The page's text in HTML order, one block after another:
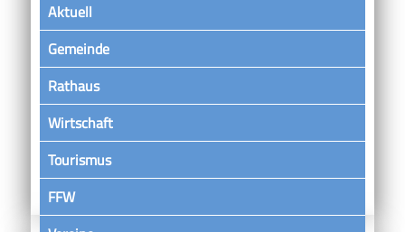
Aktuell
Gemeinde
Rathaus
Wirtschaft
Tourismus
FFW